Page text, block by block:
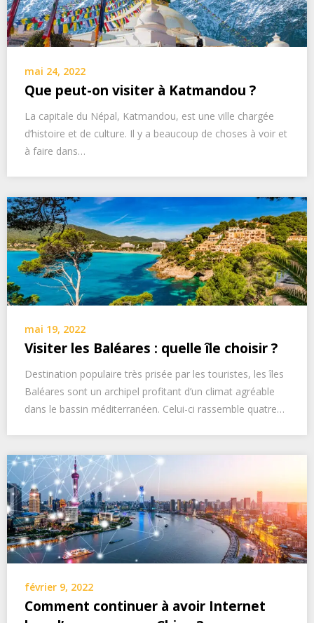
mai 24, 2022
Que peut-on visiter à Katmandou ?
La capitale du Népal, Katmandou, est une ville chargée
d’histoire et de culture. Il y a beaucoup de choses à voir et
à faire dans…
mai 19, 2022
Visiter les Baléares : quelle île choisir ?
Destination populaire très prisée par les touristes, les îles
Baléares sont un archipel profitant d’un climat agréable
dans le bassin méditerranéen. Celui-ci rassemble quatre…
février 9, 2022
Comment continuer à avoir Internet